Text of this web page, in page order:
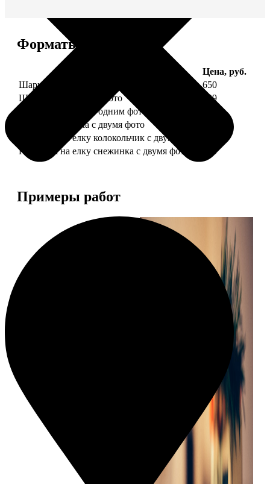
Форматы и цены
Цена, руб.
Шарик елочный с 1 фото
650
Шарик елочный с 2 фото
699
Шарик-шкатулка с одним фото
Шарик-шкатулка с двумя фото
Подвеска на елку колокольчик с двумя фото
Подвеска на елку снежинка с двумя фото
590
Примеры работ